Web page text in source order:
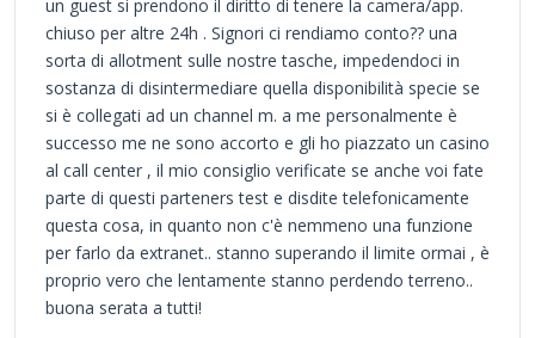
un guest si prendono il diritto di tenere la camera/app.
chiuso per altre 24h . Signori ci rendiamo conto?? una
sorta di allotment sulle nostre tasche, impedendoci in
sostanza di disintermediare quella disponibilità specie se
si è collegati ad un channel m. a me personalmente è
successo me ne sono accorto e gli ho piazzato un casino
al call center , il mio consiglio verificate se anche voi fate
parte di questi parteners test e disdite telefonicamente
questa cosa, in quanto non c'è nemmeno una funzione
per farlo da extranet.. stanno superando il limite ormai , è
proprio vero che lentamente stanno perdendo terreno..
buona serata a tutti!